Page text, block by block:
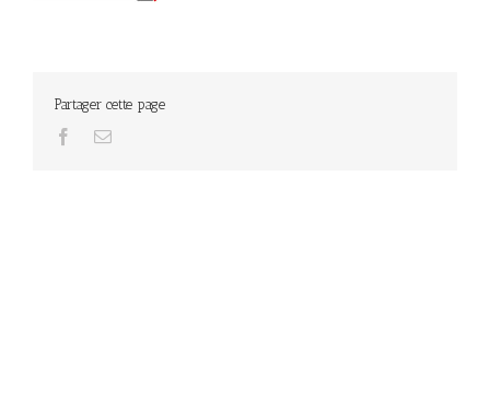
Partager cette page